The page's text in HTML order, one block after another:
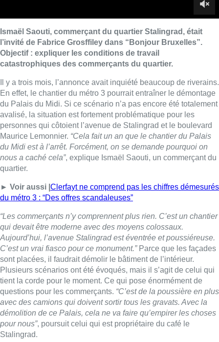
“Cela fait un an que le chantier du Palais
du Midi est à l’arrêt. Forcément, on se demande pourquoi on
nous a caché cela”
, explique Ismaël Saouti, un commerçant du
quartier.
► Voir aussi |Clerfayt ne comprend pas les chiffres démesurés
du métro 3 : “Des offres scandaleuses”
“Les commerçants n’y comprennent plus rien. C’est un chantier
qui devait être moderne avec des moyens colossaux.
Aujourd’hui, l’avenue Stalingrad est éventrée et poussiéreuse.
C’est un vrai fiasco pour ce monument.”Parce que les façades
sont placées, il faudrait démolir le bâtiment de l’intérieur.
Plusieurs scénarios ont été évoqués, mais il s’agit de celui qui
tient la corde pour le moment. Ce qui pose énormément de
questions pour les commerçants.“C’est de la poussière en plus
avec des camions qui doivent sortir tous les gravats. Avec la
démolition de ce Palais, cela ne va faire qu’empirer les choses
pour nous”
, poursuit celui qui est propriétaire du café le
Stalingrad.
► Voir aussi |
La Région ne prend pas encore de décision
pour le Métro 3 : “Il faut retravailler ce dossier”
De là à souhaiter l’arrêt des travaux ?“Tous les commerçants
en ont marre. En 2023, la partie génie civile pour Stalingrad
devait être terminée pour lancer le réaménagement.
Maintenant, on nous annonce cinq à dix ans de travaux en
plus. C’est tout simplement intenable.”
Pour Ismaël Saouti, la Stib et la Région s’entêtent dans un
projet qui est trop complexe.“Pourquoi faire ce métro quoi qu’il
en soit et quoi qu’il en coûte ?”